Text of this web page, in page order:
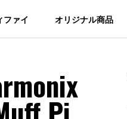
ファイ オリジナル商品